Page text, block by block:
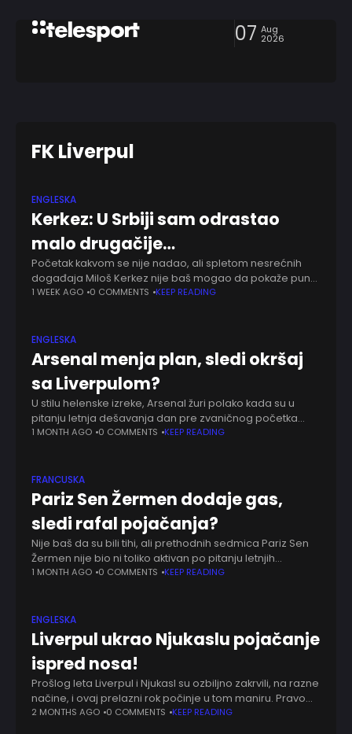
07 Aug
2026
FK Liverpul
ENGLESKA
Kerkez: U Srbiji sam odrastao
malo drugačije…
Početak kakvom se nije nadao, ali spletom nesrećnih
događaja Miloš Kerkez nije baš mogao da pokaže pun
sjaj u Liverpulu. Brigu na veselje, trebalo bi da s novim
1 WEEK AGO 0 COMMENTS KEEP READING
ENGLESKA
Arsenal menja plan, sledi okršaj
sa Liverpulom?
U stilu helenske izreke, Arsenal žuri polako kada su u
pitanju letnja dešavanja dan pre zvaničnog početka
prelaznog roka. Pozicije i imena se manje-više znaju, ali
1 MONTH AGO 0 COMMENTS KEEP READING
FRANCUSKA
Pariz Sen Žermen dodaje gas,
sledi rafal pojačanja?
Nije baš da su bili tihi, ali prethodnih sedmica Pariz Sen
Žermen nije bio ni toliko aktivan po pitanju letnjih
poslova. Uglavnom se pisalo o pozicijama koje žele da
1 MONTH AGO 0 COMMENTS KEEP READING
ENGLESKA
Liverpul ukrao Njukaslu pojačanje
ispred nosa!
Prošlog leta Liverpul i Njukasl su ozbiljno zakrvili, na razne
načine, i ovaj prelazni rok počinje u tom maniru. Pravo
niotkuda, sinoć iza ponoći odjeknule su vesti da su Redsi
2 MONTHS AGO 0 COMMENTS KEEP READING